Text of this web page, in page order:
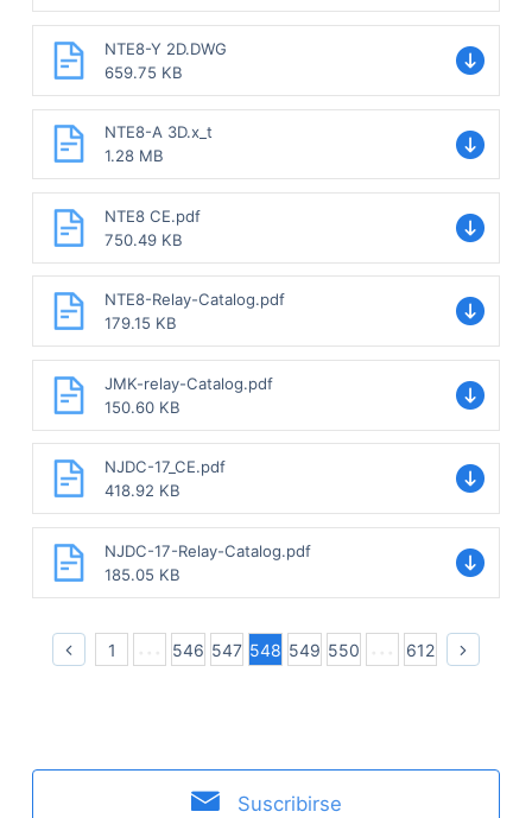
NTE8-Y 2D.DWG
659.75 KB
NTE8-A 3D.x_t
1.28 MB
NTE8 CE.pdf
750.49 KB
NTE8-Relay-Catalog.pdf
179.15 KB
JMK-relay-Catalog.pdf
150.60 KB
NJDC-17_CE.pdf
418.92 KB
NJDC-17-Relay-Catalog.pdf
185.05 KB
1 546 547 548 549 550 612
Suscribirse